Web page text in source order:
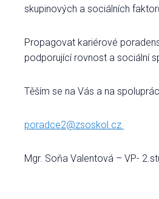
skupinových a sociálních
Propagovat kariérové
podporující rovnost a sociální
Těším se na Vás a na
poradce2@zsoskol.cz
Mgr. Soňa Valentová – VP-